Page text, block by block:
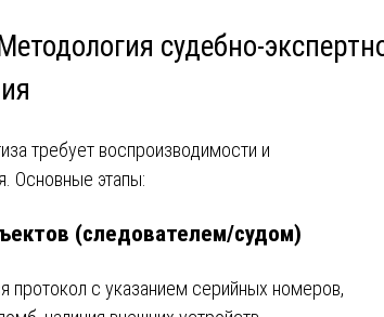
судебно-
требует воспроизводимости и
Основные этапы:
(следователем/судом)
протокол с указанием серийных номеров,